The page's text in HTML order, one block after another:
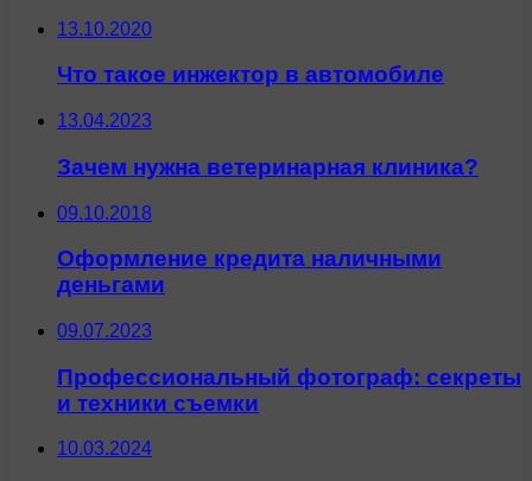
13.10.2020
Что такое инжектор в автомобиле
13.04.2023
Зачем нужна ветеринарная клиника?
09.10.2018
Оформление кредита наличными
деньгами
09.07.2023
Профессиональный фотограф: секреты
и техники съемки
10.03.2024